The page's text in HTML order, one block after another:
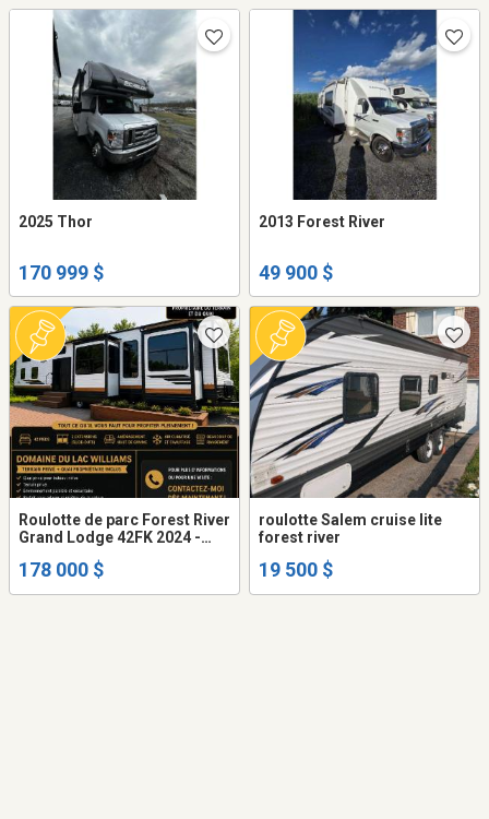
2025 Thor
170 999 $
2013 Forest River
49 900 $
Roulotte de parc Forest River
Grand Lodge 42FK 2024 -
William- Terrain et quai privé
178 000 $
roulotte Salem cruise lite
forest river
19 500 $